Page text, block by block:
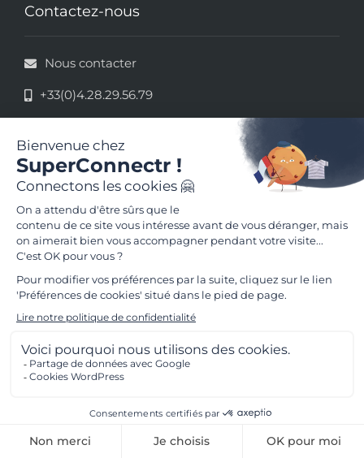
Contactez-nous
Nous contacter
+33(0)4.28.29.56.79
33 rue de la République - 69002 Lyon
Mentions légales
Conditions Générales d'Utilisation
Suivez-nous
SuperConnectr © - Copyright 2026
FR